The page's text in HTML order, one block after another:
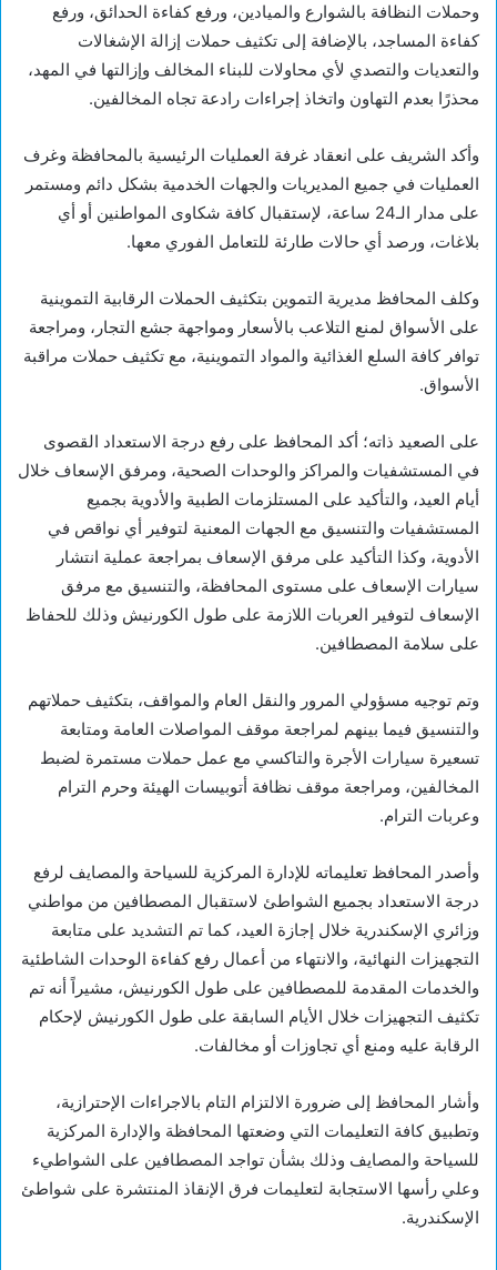
وحملات النظافة بالشوارع والميادين، ورفع كفاءة الحدائق، ورفع
كفاءة المساجد، بالإضافة إلى تكثيف حملات إزالة الإشغالات
والتعديات والتصدي لأي محاولات للبناء المخالف وإزالتها في المهد،
محذرًا بعدم التهاون واتخاذ إجراءات رادعة تجاه المخالفين.
وأكد الشريف على انعقاد غرفة العمليات الرئيسية بالمحافظة وغرف
العمليات في جميع المديريات والجهات الخدمية بشكل دائم ومستمر
على مدار الـ24 ساعة، لإستقبال كافة شكاوى المواطنين أو أي
بلاغات، ورصد أي حالات طارئة للتعامل الفوري معها.
وكلف المحافظ مديرية التموين بتكثيف الحملات الرقابية التموينية
على الأسواق لمنع التلاعب بالأسعار ومواجهة جشع التجار، ومراجعة
توافر كافة السلع الغذائية والمواد التموينية، مع تكثيف حملات مراقبة
الأسواق.
على الصعيد ذاته؛ أكد المحافظ على رفع درجة الاستعداد القصوى
في المستشفيات والمراكز والوحدات الصحية، ومرفق الإسعاف خلال
أيام العيد، والتأكيد على المستلزمات الطبية والأدوية بجميع
المستشفيات والتنسيق مع الجهات المعنية لتوفير أي نواقص في
الأدوية، وكذا التأكيد على مرفق الإسعاف بمراجعة عملية انتشار
سيارات الإسعاف على مستوى المحافظة، والتنسيق مع مرفق
الإسعاف لتوفير العربات اللازمة على طول الكورنيش وذلك للحفاظ
على سلامة المصطافين.
وتم توجيه مسؤولي المرور والنقل العام والمواقف، بتكثيف حملاتهم
والتنسيق فيما بينهم لمراجعة موقف المواصلات العامة ومتابعة
تسعيرة سيارات الأجرة والتاكسي مع عمل حملات مستمرة لضبط
المخالفين، ومراجعة موقف نظافة أتوبيسات الهيئة وحرم الترام
وعربات الترام.
وأصدر المحافظ تعليماته للإدارة المركزية للسياحة والمصايف لرفع
درجة الاستعداد بجميع الشواطئ لاستقبال المصطافين من مواطني
وزائري الإسكندرية خلال إجازة العيد، كما تم التشديد على متابعة
التجهيزات النهائية، والانتهاء من أعمال رفع كفاءة الوحدات الشاطئية
والخدمات المقدمة للمصطافين على طول الكورنيش، مشيراً أنه تم
تكثيف التجهيزات خلال الأيام السابقة على طول الكورنيش لإحكام
الرقابة عليه ومنع أي تجاوزات أو مخالفات.
وأشار المحافظ إلى ضرورة الالتزام التام بالاجراءات الإحترازية،
وتطبيق كافة التعليمات التي وضعتها المحافظة والإدارة المركزية
للسياحة والمصايف وذلك بشأن تواجد المصطافين على الشواطيء
وعلي رأسها الاستجابة لتعليمات فرق الإنقاذ المنتشرة على شواطئ
الإسكندرية.